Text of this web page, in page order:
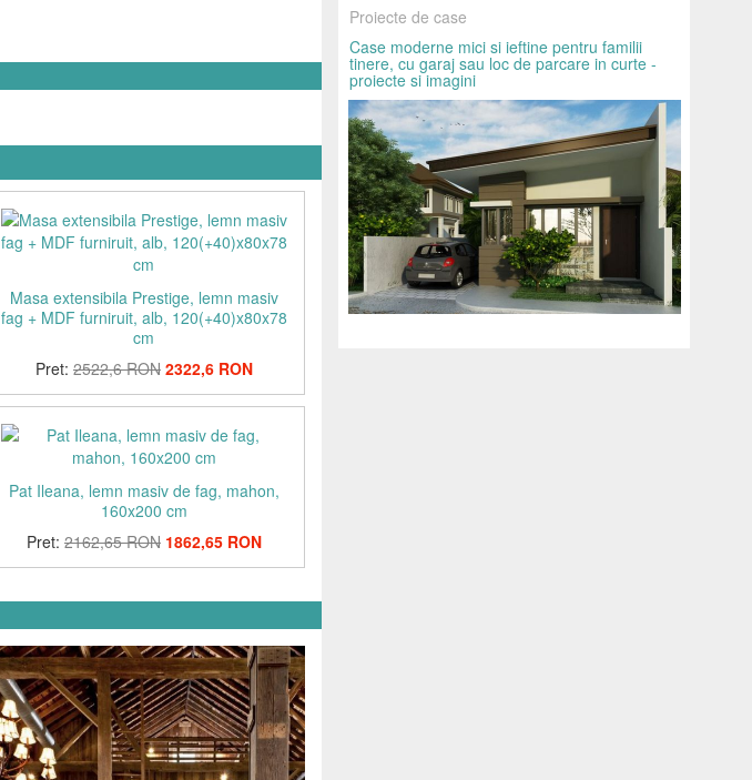
Masa extensibila Prestige, lemn masiv
fag + MDF furniruit, alb, 120(+40)x80x78
cm
Pret: 2522,6 RON 2322,6 RON
Pat Ileana, lemn masiv de fag, mahon,
160x200 cm
Pret: 2162,65 RON 1862,65 RON
Proiecte de case
Case moderne mici si ieftine pentru familii
tinere, cu garaj sau loc de parcare in curte -
proiecte si imagini